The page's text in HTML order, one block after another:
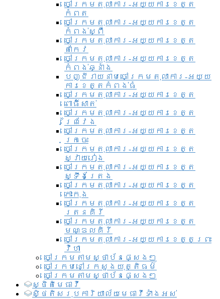
ចៅក្រមតុលាការ-អយ្យការខេត្ត
កំពត
ចៅក្រមតុលាការ-អយ្យការខេត្ត
កំពង់ស្ពឺ
ចៅក្រមតុលាការ-អយ្យការខេត្ត
តាកែវ
ចៅក្រមតុលាការ-អយ្យការខេត្ត
កំពង់ឆ្នាំង
បញ្ជីរាយនាមចៅក្រមតុលាការ-អយ្យ
ការខេត្តកំពង់ធំ
ចៅក្រមតុលាការ-អយ្យការខេត្ត
ពោធិ៍សាត់
ចៅក្រមតុលាការ-អយ្យការខេត្ត
ព្រៃវែង
ចៅក្រមតុលាការ-អយ្យការខេត្ត
ក្រចេះ
ចៅក្រមតុលាការ-អយ្យការខេត្ត
ស្វាយរៀង
ចៅក្រមតុលាការ-អយ្យការខេត្ត
ស្ទឹងត្រែង
ចៅក្រមតុលាការ-អយ្យការខេត្ត
កោះកុង
ចៅក្រមតុលាការ-អយ្យការខេត្ត
រតនគិរី
ចៅក្រមតុលាការ-អយ្យការខេត្ត
មណ្ឌលគិរី
ចៅក្រមតុលាការ-អយ្យការខេត្តព្រះ
វិហា
ចៅក្រមតាមស្ថាប័នផ្សេងៗ
ចៅក្រមនៅក្រសួងយុត្តិធម៌
ចៅក្រមតាមស្ថាប័នផ្សេងៗ
ស្ថិតិមេធាវី
សិ្ថតិសរុបការិយាល័យមេធាវីទាំងអស់​